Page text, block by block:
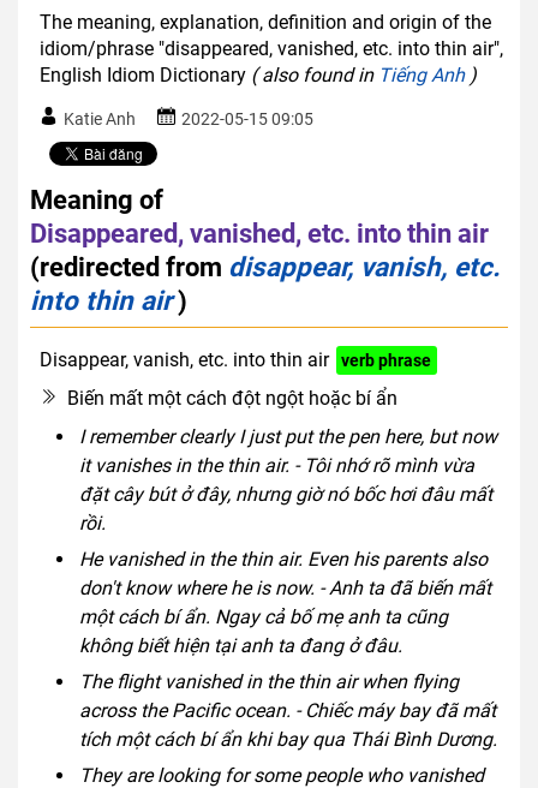
The meaning, explanation, definition and origin of the
idiom/phrase "disappeared, vanished, etc. into thin air",
English Idiom Dictionary ( also found in Tiếng Anh)
Katie Anh 2022-05-15 09:05
Meaning of
Disappeared, vanished, etc. into thin air
(redirected from disappear, vanish, etc.
into thin air)
Disappear, vanish, etc. into thin air verb phrase
Biến mất một cách đột ngột hoặc bí ẩn
I remember clearly I just put the pen here, but now
it vanishes in the thin air. - Tôi nhớ rõ mình vừa
đặt cây bút ở đây, nhưng giờ nó bốc hơi đâu mất
rồi.
He vanished in the thin air. Even his parents also
don't know where he is now. - Anh ta đã biến mất
một cách bí ẩn. Ngay cả bố mẹ anh ta cũng
không biết hiện tại anh ta đang ở đâu.
The flight vanished in the thin air when flying
across the Pacific ocean. - Chiếc máy bay đã mất
tích một cách bí ẩn khi bay qua Thái Bình Dương.
They are looking for some people who vanished